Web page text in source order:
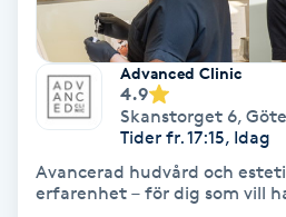
Fransk manikyr
Fransrengöring
Frekvensterapi
Friskvård
Advanced Clinic
4.9
Skanstorget 6,
Tider fr. 17:15, Idag
Avancerad hudvård och
erfarenhet – för dig som vill